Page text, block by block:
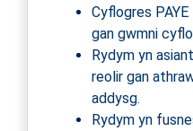
Cyflogres
gan gwmni
Rydym yn
reolir gan
addysg.
Rydym yn